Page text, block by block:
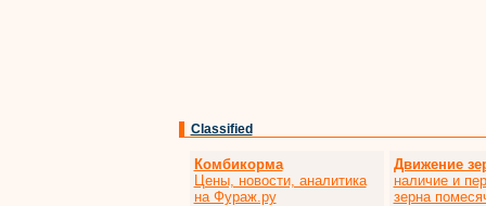
Classified
Комбикорма
Цены, новости, аналитика
на Фураж.ру
Движение
наличие и
зерна